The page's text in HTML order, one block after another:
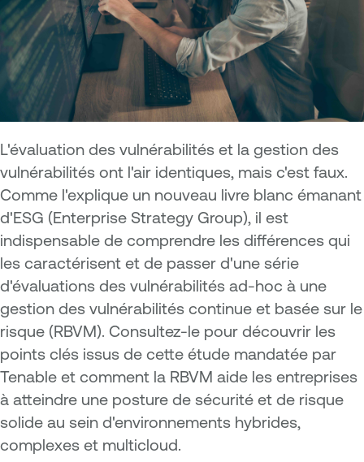
L'évaluation des vulnérabilités et la gestion des
vulnérabilités ont l'air identiques, mais c'est faux.
Comme l'explique un nouveau livre blanc émanant
d'ESG (Enterprise Strategy Group), il est
indispensable de comprendre les différences qui
les caractérisent et de passer d'une série
d'évaluations des vulnérabilités ad-hoc à une
gestion des vulnérabilités continue et basée sur le
risque (RBVM). Consultez-le pour découvrir les
points clés issus de cette étude mandatée par
Tenable et comment la RBVM aide les entreprises
à atteindre une posture de sécurité et de risque
solide au sein d'environnements hybrides,
complexes et multicloud.